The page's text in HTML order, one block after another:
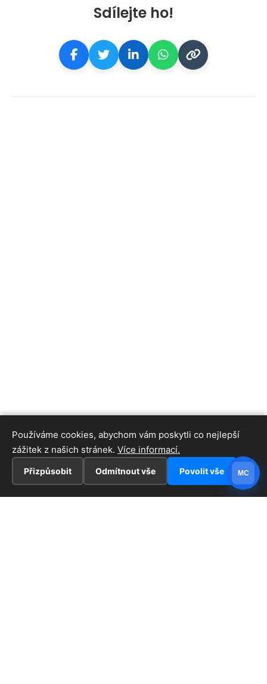
Sdílejte ho!
Používáme cookies, abychom vám poskytli co nejlepší
zážitek z našich stránek. Více informací.
Přizpůsobit Odmítnout vše Povolit vše MC